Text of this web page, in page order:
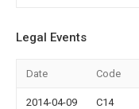
Legal Events
Date Code
2014-04-09 C14